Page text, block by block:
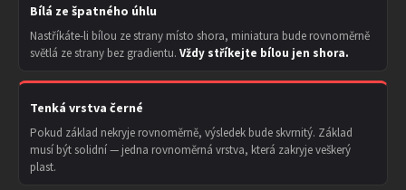
Bílá ze špatného úhlu
Nastříkáte-li bílou ze strany místo shora, miniatura bude rovnoměrně
světlá ze strany bez gradientu. Vždy stříkejte bílou jen shora.
Tenká vrstva černé
Pokud základ nekryje rovnoměrně, výsledek bude skvrnitý. Základ
musí být solidní — jedna rovnoměrná vrstva, která zakryje veškerý
plast.